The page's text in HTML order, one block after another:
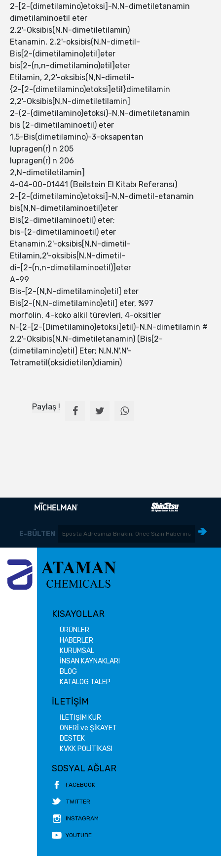
2-[2-(dimetilamino)etoksi]-N,N-dimetiletanamin
dimetilaminoetil eter
2,2'-Oksibis(N,N-dimetiletilamin)
Etanamin, 2,2'-oksibis(N,N-dimetil-
Bis[2-(dimetilamino)etil]eter
bis[2-(n,n-dimetilamino)etil]eter
Etilamin, 2,2'-oksibis(N,N-dimetil-
{2-[2-(dimetilamino)etoksi]etil}dimetilamin
2,2'-Oksibis[N,N-dimetiletilamin]
2-(2-(dimetilamino)etoksi)-N,N-dimetiletanamin
bis (2-dimetilaminoetil) eter
1,5-Bis(dimetilamino)-3-oksapentan
lupragen(r) n 205
lupragen(r) n 206
2,N-dimetiletilamin]
4-04-00-01441 (Beilstein El Kitabı Referansı)
2-[2-(dimetilamino)etoksi]-N,N-dimetil-etanamin
bis(N,N-dimetilaminoetil)eter
Bis(2-dimetilaminoetil) eter;
bis-(2-dimetilaminoetil) eter
Etanamin,2'-oksibis[N,N-dimetil-
Etilamin,2'-oksibis[N,N-dimetil-
di-[2-(n,n-dimetilaminoetil)]eter
A-99
Bis-[2-(N,N-dimetilamino)etil] eter
Bis[2-(N,N-dimetilamino)etil] eter, %97
morfolin, 4-koko alkil türevleri, 4-oksitler
N-(2-[2-(Dimetilamino)etoksi]etil)-N,N-dimetilamin #
2,2'-Oksibis(N,N-dimetiletanamin) (Bis[2-
(dimetilamino)etil] Eter; N,N,N',N'-
Tetrametil(oksidietilen)diamin)
Paylaş !
E-BÜLTEN
KISAYOLLAR
ÜRÜNLER
HABERLER
KURUMSAL
İNSAN KAYNAKLARI
BLOG
KATALOG TALEP
İLETİŞİM
İLETİŞİM KUR
ÖNERİ ve ŞİKAYET
DESTEK
KVKK POLİTİKASI
SOSYAL AĞLAR
FACEBOOK
TWITTER
INSTAGRAM
YOUTUBE